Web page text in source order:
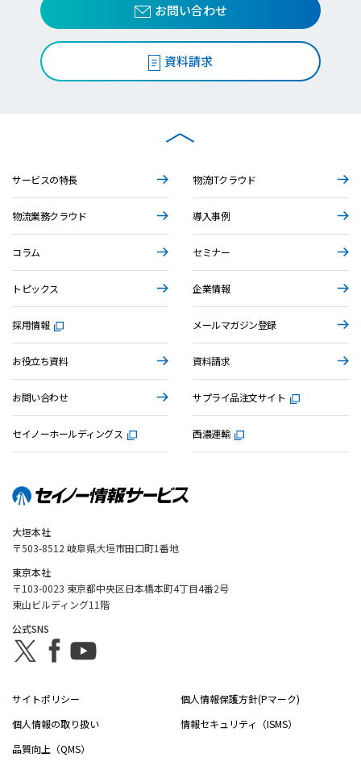
お問い合わせ
資料請求
大垣本社
〒503-8512 岐阜県大垣市田口町1番地
東京本社
〒103-0023 東京都中央区日本橋本町4丁目4番2号
東山ビルディング11階
公式SNS
サービスの特長 物流ITクラウド
物流業務クラウド 導入事例
コラム セミナー
トピックス 企業情報
採用情報 メールマガジン登録
お役立ち資料 資料請求
お問い合わせ サプライ品注文サイト
セイノーホールディングス 西濃運輸
サイトポリシー
個人情報保護方針(Pマーク)
個人情報の取り扱い
情報セキュリティ（ISMS）
品質向上（QMS）